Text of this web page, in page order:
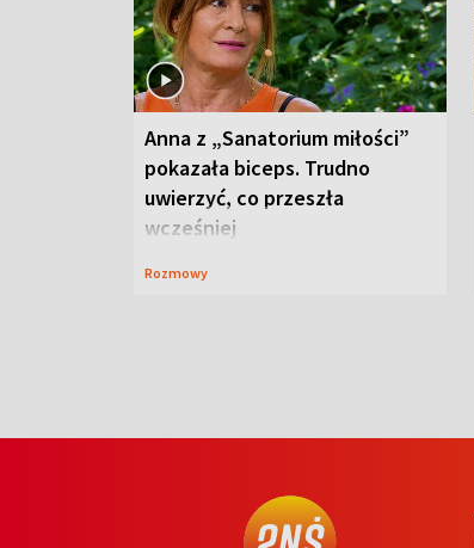
Anna z „Sanatorium miłości”
pokazała biceps. Trudno
uwierzyć, co przeszła
wcześniej
Rozmowy